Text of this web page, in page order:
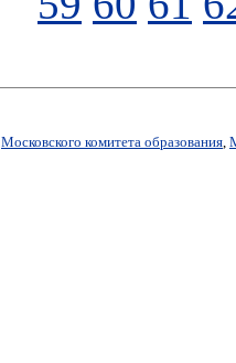
Московского комитета образования,